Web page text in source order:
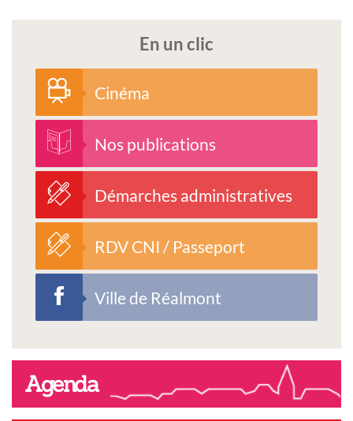
En un clic
Cinéma
Nos publications
Démarches administratives
RDV CNI / Passeport
Ville de Réalmont
Agenda